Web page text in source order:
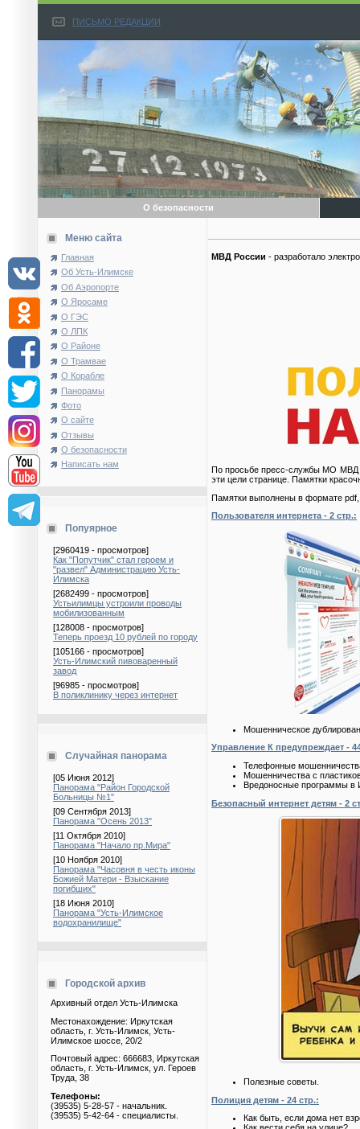
ПИСЬМО РЕДАКЦИИ
О безопасности
Меню сайта
Главная
Об Усть-Илимске
Об Аэропорте
О Яросаме
О ГЭС
О ЛПК
О Районе
О Трамвае
О Корабле
Панорамы
Фото
О сайте
Отзывы
О безопасности
Написать нам
Попуярное
[2960419 - просмотров]
Как "Попутчик" стал героем и
"развел" Администрацию Усть-
Илимска
[2682499 - просмотров]
Устьилимцы устроили проводы
мобилизованным
[128008 - просмотров]
Теперь проезд 10 рублей по городу
[105166 - просмотров]
Усть-Илимский пивоваренный
завод
[96985 - просмотров]
В поликлинику через интернет
Случайная панорама
[05 Июня 2012]
Панорама "Район Городской
Больницы №1"
[09 Сентября 2013]
Панорама "Осень 2013"
[11 Октября 2010]
Панорама "Начало пр.Мира"
[10 Ноября 2010]
Панорама "Часовня в честь иконы
Божией Матери - Взыскание
погибших"
[18 Июня 2010]
Панорама "Усть-Илимское
водохранилище"
Городской архив
Архивный отдел Усть-Илимска
Местонахождение: Иркутская
область, г. Усть-Илимск, Усть-
Илимское шоссе, 20/2
Почтовый адрес: 666683, Иркутская
область, г. Усть-Илимск, ул. Героев
Труда, 38
Телефоны:
(39535) 5-28-57 - начальник.
(39535) 5-42-64 - специалисты.
МВД России - разработало
По просьбе пресс-службы МО МВД
эти цели странице. Памятки
Памятки выполнены в формате pdf,
Пользователя интернета - 2 стр.:
Мошенническое
Управление К предупреждает -
Телефонные
Мошенничества с
Вредоносные программы в
Безопасный интернет детям - 2
Полезные советы.
Полиция детям - 24 стр.:
Как быть, если дома нет